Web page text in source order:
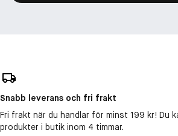
Snabb leverans och fri frakt
Fri frakt när du handlar för minst 199 kr! Du
produkter i butik inom 4 timmar.